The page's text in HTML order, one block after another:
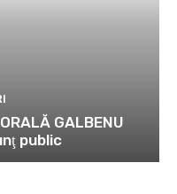
GALBENU
public